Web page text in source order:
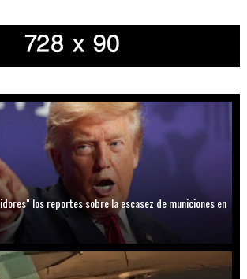
los reportes sobre la escasez de municiones en